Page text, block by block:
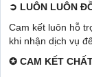
➲ LUÔN LUÔN
Cam kết luôn hỗ
khi nhận dịch vụ
✪ CAM KẾT